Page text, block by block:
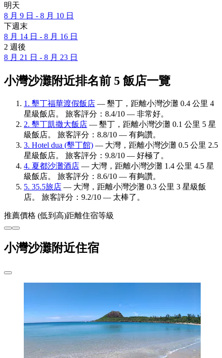
明天
8 月 9 日 - 8 月 10 日
下週末
8 月 14 日 - 8 月 16 日
2 週後
8 月 21 日 - 8 月 23 日
小灣沙灘附近排名前 5 飯店一覽
1. 墾丁福華渡假飯店 — 墾丁，距離小灣沙灘 0.4 公里 4
星級飯店。 旅客評分：8.4/10 — 非常好。
2. 墾丁凱撒大飯店 — 墾丁，距離小灣沙灘 0.1 公里 5 星
級飯店。 旅客評分：8.8/10 — 有夠讚。
3. Hotel dua (墾丁館) — 大灣，距離小灣沙灘 0.5 公里 2.5
星級飯店。 旅客評分：9.8/10 — 好極了。
4. 夏都沙灘酒店 — 大灣，距離小灣沙灘 1.4 公里 4.5 星
級飯店。 旅客評分：8.6/10 — 有夠讚。
5. 35.5旅店 — 大灣，距離小灣沙灘 0.3 公里 3 星級飯
店。 旅客評分：9.2/10 — 太棒了。
推薦價格 (低到高)距離住宿等級
小灣沙灘附近住宿